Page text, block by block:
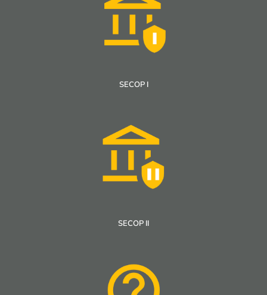
SECOP I
SECOP II